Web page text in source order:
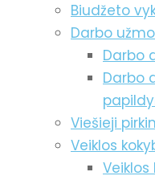
Biudžeto
Darbo
Darbo
Darbo
Viešieji
Veiklos